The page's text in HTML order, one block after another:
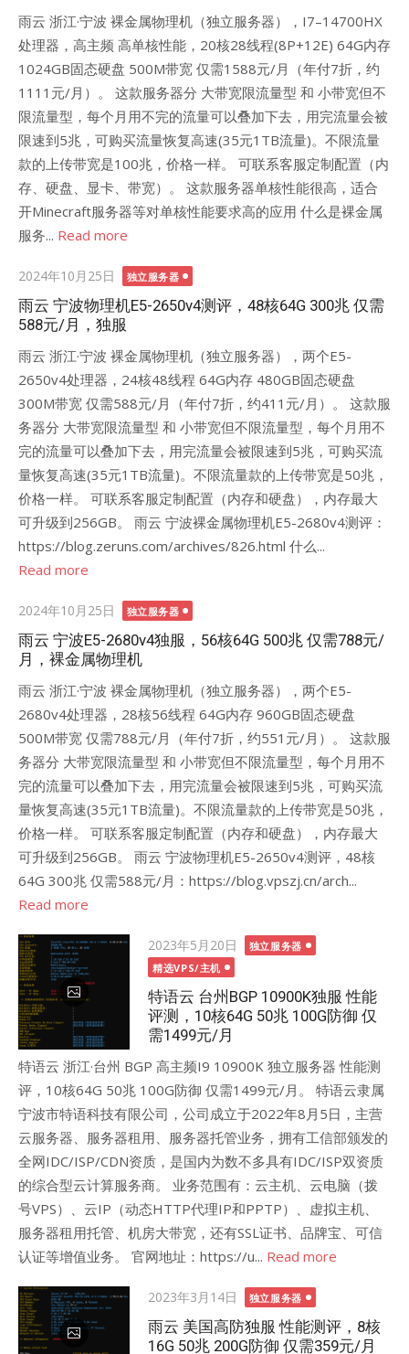
雨云 浙江·宁波 裸金属物理机（独立服务器），I7–14700HX
处理器，高主频 高单核性能，20核28线程(8P+12E) 64G内存
1024GB固态硬盘 500M带宽 仅需1588元/月（年付7折，约
1111元/月）。 这款服务器分 大带宽限流量型 和 小带宽但不
限流量型，每个月用不完的流量可以叠加下去，用完流量会被
限速到5兆，可购买流量恢复高速(35元1TB流量)。不限流量
款的上传带宽是100兆，价格一样。 可联系客服定制配置（内
存、硬盘、显卡、带宽）。 这款服务器单核性能很高，适合
开Minecraft服务器等对单核性能要求高的应用 什么是裸金属
服务... Read more
Posted
on
2024年10月25日 独立服务器
雨云 宁波物理机E5-2650v4测评，48核64G 300兆 仅需
588元/月，独服
雨云 浙江·宁波 裸金属物理机（独立服务器），两个E5-
2650v4处理器，24核48线程 64G内存 480GB固态硬盘
300M带宽 仅需588元/月（年付7折，约411元/月）。 这款服
务器分 大带宽限流量型 和 小带宽但不限流量型，每个月用不
完的流量可以叠加下去，用完流量会被限速到5兆，可购买流
量恢复高速(35元1TB流量)。不限流量款的上传带宽是50兆，
价格一样。 可联系客服定制配置（内存和硬盘），内存最大
可升级到256GB。 雨云 宁波裸金属物理机E5-2680v4测评：
https://blog.zeruns.com/archives/826.html 什么...
Read more
Posted
on
2024年10月25日 独立服务器
雨云 宁波E5-2680v4独服，56核64G 500兆 仅需788元/
月，裸金属物理机
雨云 浙江·宁波 裸金属物理机（独立服务器），两个E5-
2680v4处理器，28核56线程 64G内存 960GB固态硬盘
500M带宽 仅需788元/月（年付7折，约551元/月）。 这款服
务器分 大带宽限流量型 和 小带宽但不限流量型，每个月用不
完的流量可以叠加下去，用完流量会被限速到5兆，可购买流
量恢复高速(35元1TB流量)。不限流量款的上传带宽是50兆，
价格一样。 可联系客服定制配置（内存和硬盘），内存最大
可升级到256GB。 雨云 宁波物理机E5-2650v4测评，48核
64G 300兆 仅需588元/月：https://blog.vpszj.cn/arch...
Read more
Posted
on
2023年5月20日
独立服务器
精选VPS/主机
特语云 台州BGP 10900K独服 性能
评测，10核64G 50兆 100G防御 仅
需1499元/月
特语云 浙江·台州 BGP 高主频I9 10900K 独立服务器 性能测
评，10核64G 50兆 100G防御 仅需1499元/月。 特语云隶属
宁波市特语科技有限公司，公司成立于2022年8月5日，主营
云服务器、服务器租用、服务器托管业务，拥有工信部颁发的
全网IDC/ISP/CDN资质，是国内为数不多具有IDC/ISP双资质
的综合型云计算服务商。 业务范围有：云主机、云电脑（拨
号VPS）、云IP（动态HTTP代理IP和PPTP）、虚拟主机、
服务器租用托管、机房大带宽，还有SSL证书、品牌宝、可信
认证等增值业务。 官网地址：https://u... Read more
Posted
on
2023年3月14日 独立服务器
雨云 美国高防独服 性能测评，8核
16G 50兆 200G防御 仅需359元/月